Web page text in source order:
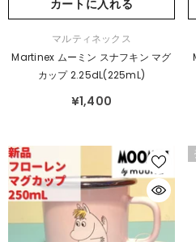
カートに入れる
売
マルティネックス
Martinex ムーミン スナフキン マグ
カップ 2.25dL(225mL)
¥1,400